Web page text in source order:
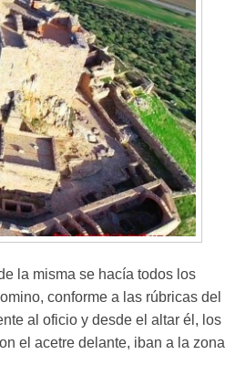
la misma se hacía todos los
conforme a las rúbricas del
al oficio y desde el altar él, los
el acetre delante, iban a la zona